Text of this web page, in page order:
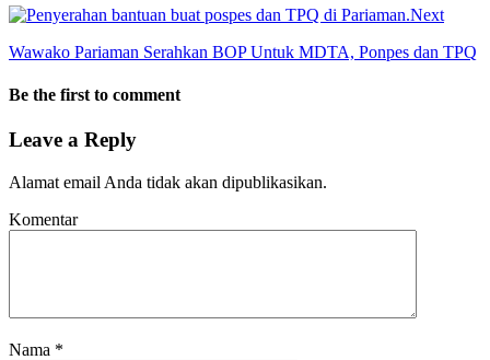
Next
Wawako Pariaman Serahkan BOP Untuk MDTA, Ponpes dan TPQ
Be the first to comment
Leave a Reply
Alamat email Anda tidak akan dipublikasikan.
Komentar
Nama *